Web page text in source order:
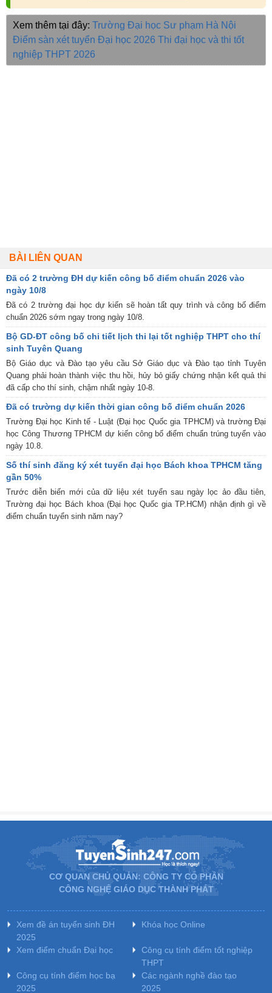
Xem thêm tại đây: Trường Đại học Sư phạm Hà Nội
Điểm sàn xét tuyển Đại học 2026 Thi đại học và thi tốt
nghiệp THPT 2026
BÀI LIÊN QUAN
Đã có 2 trường ĐH dự kiến công bố điểm chuẩn 2026 vào
ngày 10/8
Đã có 2 trường đại học dự kiến sẽ hoàn tất quy trình và công bố điểm
chuẩn 2026 sớm ngay trong ngày 10/8.
Bộ GD-ĐT công bố chi tiết lịch thi lại tốt nghiệp THPT cho thí
sinh Tuyên Quang
Bộ Giáo dục và Đào tạo yêu cầu Sở Giáo dục và Đào tạo tỉnh Tuyên
Quang phải hoàn thành việc thu hồi, hủy bỏ giấy chứng nhận kết quả thi
đã cấp cho thí sinh, chậm nhất ngày 10-8.
Đã có trường dự kiến thời gian công bố điểm chuẩn 2026
Trường Đại học Kinh tế - Luật (Đại học Quốc gia TPHCM) và trường Đại
học Công Thương TPHCM dự kiến công bố điểm chuẩn trúng tuyển vào
ngày 10.8.
Số thí sinh đăng ký xét tuyển đại học Bách khoa TPHCM tăng
gần 50%
Trước diễn biến mới của dữ liệu xét tuyển sau ngày lọc ảo đầu tiên,
Trường đại học Bách khoa (Đại học Quốc gia TP.HCM) nhận định gì về
điểm chuẩn tuyển sinh năm nay?
CƠ QUAN CHỦ QUẢN: CÔNG TY CỔ PHẦN
CÔNG NGHỆ GIÁO DỤC THÀNH PHÁT
Xem đề án tuyển sinh ĐH
2025
Khóa học Online
Xem điểm chuẩn Đại học
Công cụ tính điểm tốt nghiệp
THPT
Công cụ tính điểm học bạ
2025
Các ngành nghề đào tạo
2025